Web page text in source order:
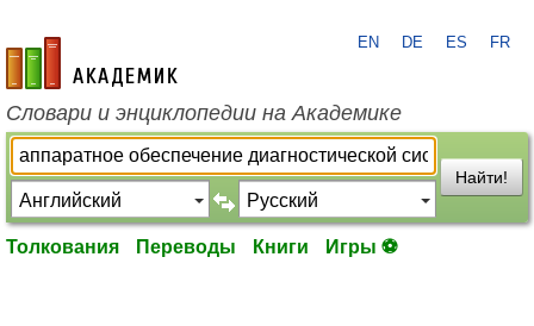
academic.ru
EN DE ES FR
Словари и энциклопедии на Академике
Найти!
Толкования Переводы Книги Игры ⚽